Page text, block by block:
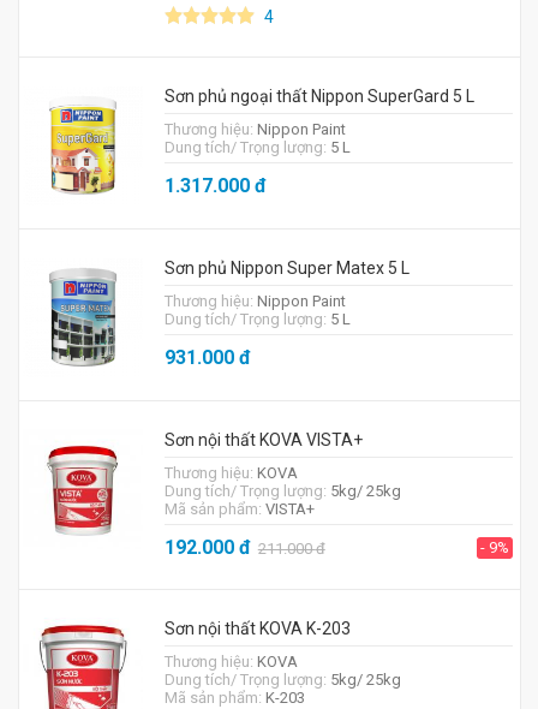
4
Sơn phủ ngoại thất Nippon SuperGard 5 L
Thương hiệu: Nippon Paint
Dung tích/ Trọng lượng: 5 L
1.317.000đ
Sơn phủ Nippon Super Matex 5 L
Thương hiệu: Nippon Paint
Dung tích/ Trọng lượng: 5 L
931.000đ
Sơn nội thất KOVA VISTA+
Thương hiệu: KOVA
Dung tích/ Trọng lượng: 5kg/ 25kg
Mã sản phẩm: VISTA+
192.000đ 211.000đ - 9%
Sơn nội thất KOVA K-203
Thương hiệu: KOVA
Dung tích/ Trọng lượng: 5kg/ 25kg
Mã sản phẩm: K-203